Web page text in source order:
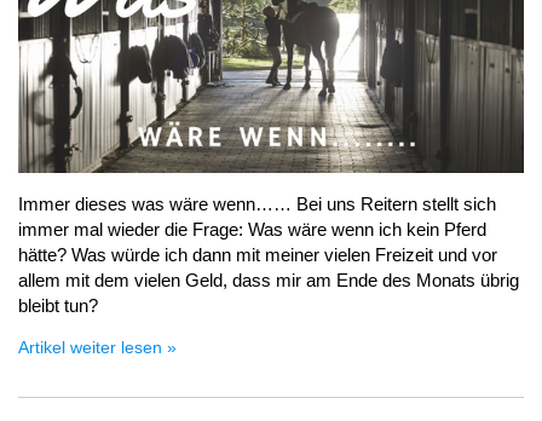
Immer dieses was wäre wenn…… Bei uns Reitern stellt sich
immer mal wieder die Frage: Was wäre wenn ich kein Pferd
hätte? Was würde ich dann mit meiner vielen Freizeit und vor
allem mit dem vielen Geld, dass mir am Ende des Monats übrig
bleibt tun?
Artikel weiter lesen »